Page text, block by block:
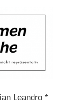
Leandro *